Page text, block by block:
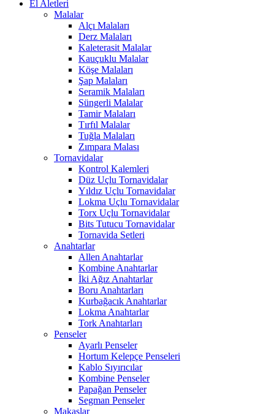
El Aletleri
Malalar
Alçı Malaları
Derz Malaları
Kaleterasit Malalar
Kauçuklu Malalar
Köşe Malaları
Şap Malaları
Seramik Malaları
Süngerli Malalar
Tamir Malaları
Tırfıl Malalar
Tuğla Malaları
Zımpara Malası
Tornavidalar
Kontrol Kalemleri
Düz Uçlu Tornavidalar
Yıldız Uçlu Tornavidalar
Lokma Uçlu Tornavidalar
Torx Uçlu Tornavidalar
Bits Tutucu Tornavidalar
Tornavida Setleri
Anahtarlar
Allen Anahtarlar
Kombine Anahtarlar
İki Ağız Anahtarlar
Boru Anahtarları
Kurbağacık Anahtarlar
Lokma Anahtarlar
Tork Anahtarları
Penseler
Ayarlı Penseler
Hortum Kelepçe Penseleri
Kablo Sıyırıcılar
Kombine Penseler
Papağan Penseler
Segman Penseler
Makaslar